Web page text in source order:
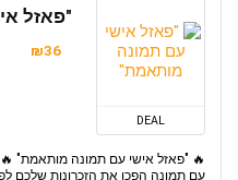
DEAL
"פאזל
₪36
עם תמונה הפכו את הזכרונות שלכם